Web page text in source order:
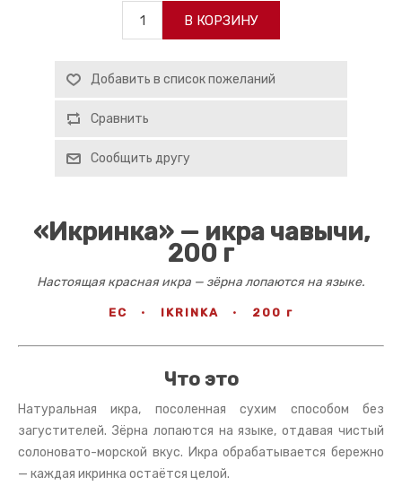
В КОРЗИНУ
Добавить в список пожеланий
Сравнить
Сообщить другу
«Икринка» — икра чавычи,
200 г
Настоящая красная икра — зёрна лопаются на языке.
ЕС · IKRINKA · 200 г
Что это
Натуральная икра, посоленная сухим способом без
загустителей. Зёрна лопаются на языке, отдавая чистый
солоновато-морской вкус. Икра обрабатывается бережно
— каждая икринка остаётся целой.